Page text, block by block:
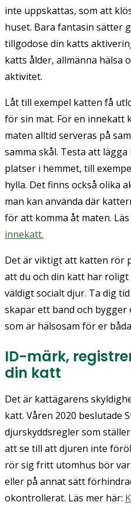
inte uppskattas, som att
huset. Bara fantasin sätter
tillgodose din katts
katts ålder, allmänna hälsa
aktivitet.
Låt till exempel katten få
för sin mat. För en innekatt
maten alltid serveras på
samma skål. Testa att
platser i hemmet, till
hylla. Det finns också olika
man kan använda där
för att komma åt maten.
innekatt.
Det är viktigt att katten rör
att du och din katt har
väldigt socialt djur. Ta dig
skapar ett band och
som är hälsosam för er
ID-märk,
din katt
Det är kattägarens
katt. Våren 2020 beslutade
djurskyddsregler som
att se till att djuren inte
rör sig fritt utomhus bör
eller på annat sätt
okontrollerat. Läs mer här: